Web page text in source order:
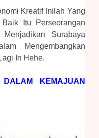
Kreatif Inilah Yang
Itu Perseorangan
Surabaya
Mengembangkan
In Hehe.
KEMAJUAN